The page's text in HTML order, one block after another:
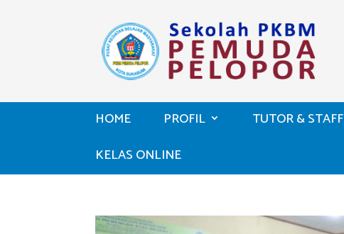
HOME PROFIL TUTOR & STAFF
KELAS ONLINE